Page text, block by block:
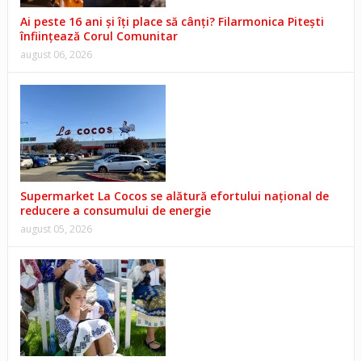
Ai peste 16 ani și îți place să cânți? Filarmonica Pitești
înființează Corul Comunitar
august 06, 2026
Supermarket La Cocos se alătură efortului național de
reducere a consumului de energie
august 05, 2026